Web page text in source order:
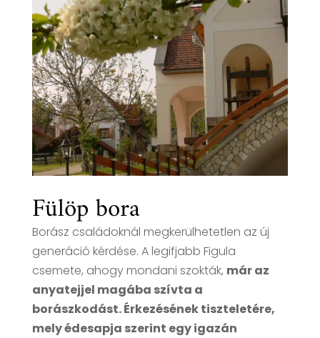
Fülöp bora
Borász családoknál megkerülhetetlen az új
generáció kérdése. A legifjabb Figula
csemete, ahogy mondani szokták, már az
anyatejjel magába szívta a
borászkodást. Érkezésének tiszteletére,
mely édesapja szerint egy igazán